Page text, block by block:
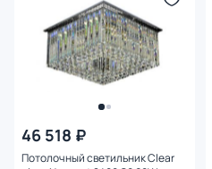
46 518 ₽
Потолочный светильник Clear